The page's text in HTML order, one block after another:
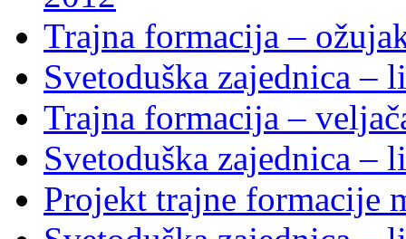
Trajna formacija –
Svetoduška zajednica –
Trajna formacija –
Svetoduška zajednica –
Projekt trajne formacije